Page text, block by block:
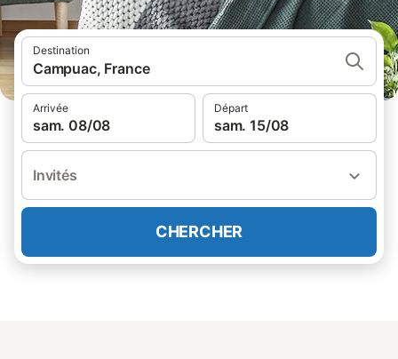
Destination
Campuac, France
Arrivée
sam. 08/08
Départ
sam. 15/08
Invités
CHERCHER